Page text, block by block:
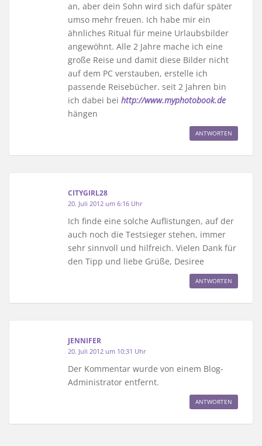
an, aber dein Sohn wird sich dafür später
umso mehr freuen. Ich habe mir ein
ähnliches Ritual für meine Urlaubsbilder
angewöhnt. Alle 2 Jahre mache ich eine
große Reise und damit diese Bilder nicht
auf dem PC verstauben, erstelle ich
passende Reisebücher. seit 2 Jahren bin
ich dabei bei http://www.myphotobook.de
hängen
ANTWORTEN
CITYGIRL28
20. Juli 2012 um 6:16 Uhr
Ich finde eine solche Auflistungen, auf der
auch noch die Testsieger stehen, immer
sehr sinnvoll und hilfreich. Vielen Dank für
den Tipp und liebe Grüße, Desiree
ANTWORTEN
JENNIFER
20. Juli 2012 um 10:31 Uhr
Der Kommentar wurde von einem Blog-
Administrator entfernt.
ANTWORTEN